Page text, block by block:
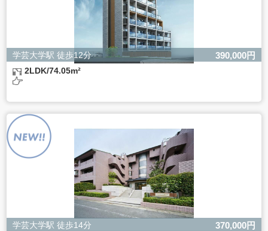
学芸大学駅 徒歩12分 390,000円
2LDK/74.05m²
学芸大学駅 徒歩14分 370,000円